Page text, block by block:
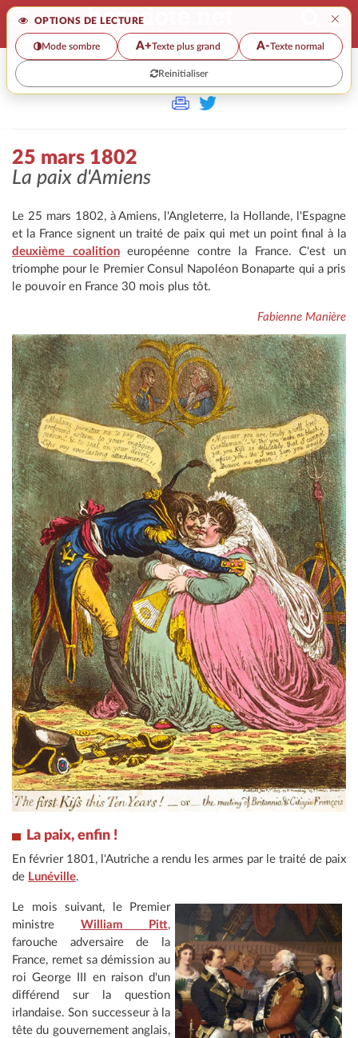
OPTIONS DE LECTURE ×
Mode sombre A+Texte plus grand A-Texte normal
Reinitialiser
>>
25 mars 1802
La paix d'Amiens
Le 25 mars 1802, à Amiens, l'Angleterre, la Hollande, l'Espagne
et la France signent un traité de paix qui met un point final à la
deuxième coalitioneuropéenne contre la France. C'est un
triomphe pour le Premier Consul Napoléon Bonaparte qui a pris
le pouvoir en France 30 mois plus tôt.
Fabienne Manière
La paix, enfin !
En février 1801, l'Autriche a rendu les armes par le traité de paix
de Lunéville.
Le mois suivant, le Premier
ministre William Pitt,
farouche adversaire de la
France, remet sa démission au
roi George III en raison d'un
différend sur la question
irlandaise. Son successeur à la
tête du gouvernement anglais,